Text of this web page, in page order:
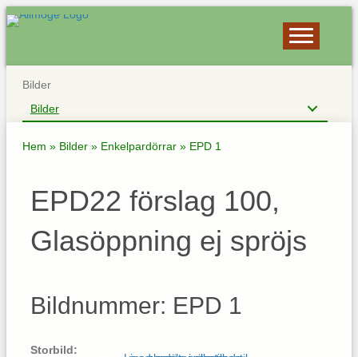
Bilder
Bilder
Hem » Bilder » Enkelpardörrar » EPD 1
EPD22 förslag 100,
Glasöppning ej spröjs
Bildnummer: EPD 1
Storbild: